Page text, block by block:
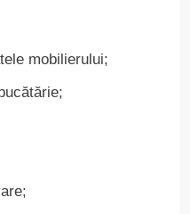
mobilierului;